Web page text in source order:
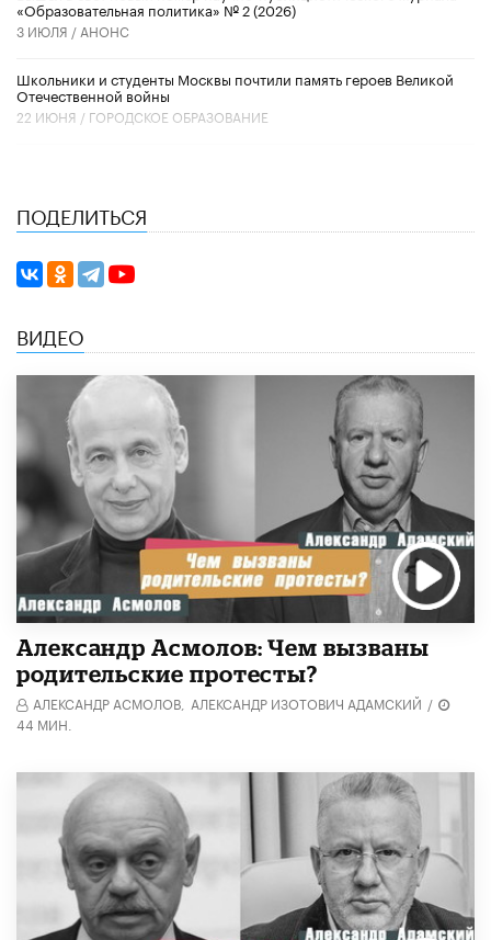
«Образовательная политика» № 2 (2026)
3 ИЮЛЯ / АНОНС
Школьники и студенты Москвы почтили память героев Великой
Отечественной войны
22 ИЮНЯ / ГОРОДСКОЕ ОБРАЗОВАНИЕ
ПОДЕЛИТЬСЯ
ВИДЕО
Александр Асмолов: Чем вызваны
родительские протесты?
АЛЕКСАНДР АСМОЛОВ, АЛЕКСАНДР ИЗОТОВИЧ АДАМСКИЙ /
44 МИН.